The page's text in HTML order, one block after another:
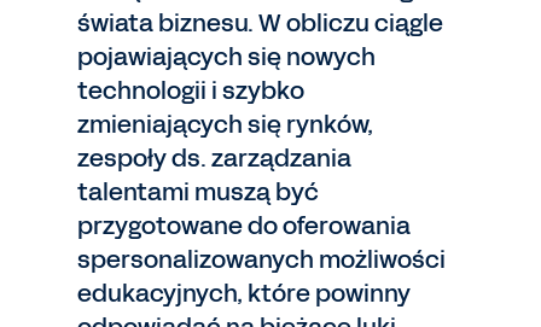
świata biznesu. W obliczu ciągle
pojawiających się nowych
technologii i szybko
zmieniających się rynków,
zespoły ds. zarządzania
talentami muszą być
przygotowane do oferowania
spersonalizowanych możliwości
edukacyjnych, które powinny